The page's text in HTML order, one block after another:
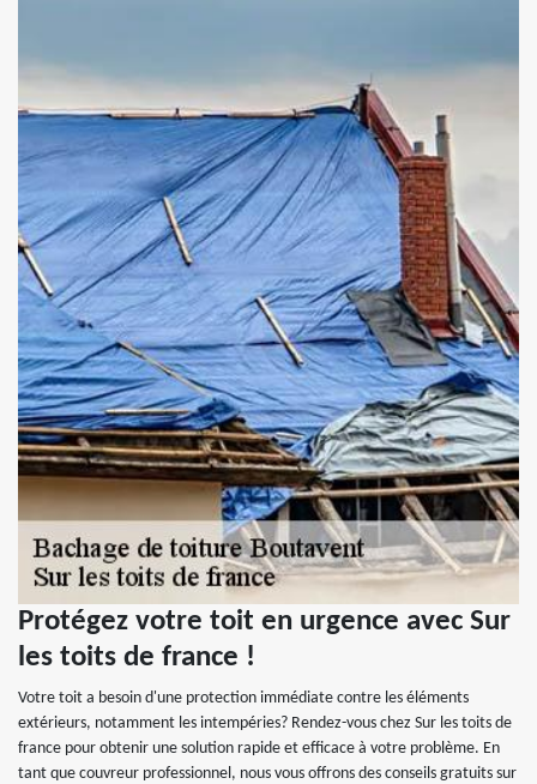
Protégez votre toit en urgence avec Sur
les toits de france !
Votre toit a besoin d'une protection immédiate contre les éléments
extérieurs, notamment les intempéries? Rendez-vous chez Sur les toits de
france pour obtenir une solution rapide et efficace à votre problème. En
tant que couvreur professionnel, nous vous offrons des conseils gratuits sur